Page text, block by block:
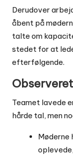
Derudover
åbent på
talte om
stedet for at
efterfølgende.
Teamet lavede
hårde tal, men
Møderne